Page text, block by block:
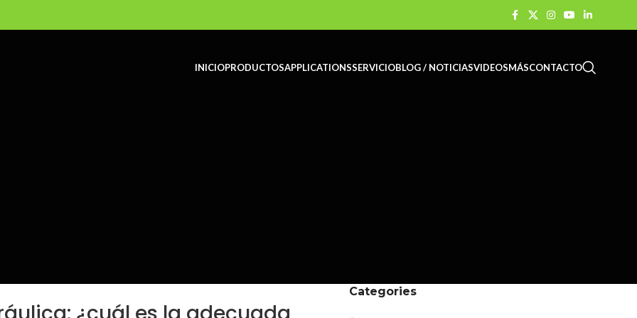
INICIOPRODUCTOSAPPLICATIONSSERVICIOBLOG / NOTICIASVIDEOSMÁSCONTACTO
Categories